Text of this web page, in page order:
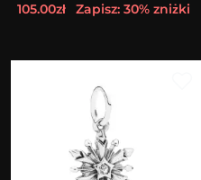
105.00zł
Zapisz: 30% zniżki